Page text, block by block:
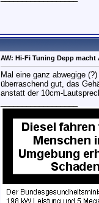
AW: Hi-Fi Tuning Depp macht
Mal eine ganz abwegige
überraschend gut, das
anstatt der 10cm-